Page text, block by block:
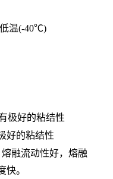
温(-40℃)
极好的粘结性
好的粘结性
熔融流动性好，熔融
快。